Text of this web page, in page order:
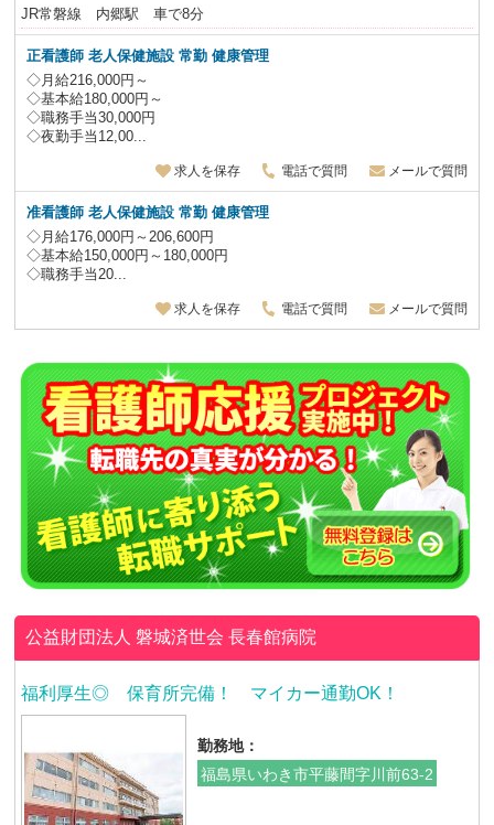
JR常磐線 内郷駅 車で8分
正看護師 老人保健施設常勤 健康管理
◇月給216,000円～
◇基本給180,000円～
◇職務手当30,000円
◇夜勤手当12,00...
求人を保存 電話で質問 メールで質問
准看護師 老人保健施設常勤 健康管理
◇月給176,000円～206,600円
◇基本給150,000円～180,000円
◇職務手当20...
求人を保存 電話で質問 メールで質問
公益財団法人 磐城済世会長春館病院
福利厚生◎ 保育所完備！ マイカー通勤OK！
勤務地：
福島県いわき市平藤間字川前63-2